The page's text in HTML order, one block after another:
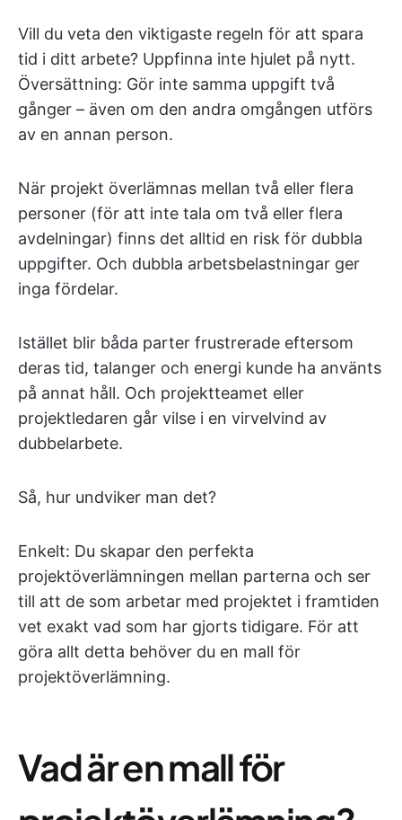
Vill du veta den viktigaste regeln för att spara
tid i ditt arbete? Uppfinna inte hjulet på nytt.
Översättning: Gör inte samma uppgift två
gånger – även om den andra omgången utförs
av en annan person.
När projekt överlämnas mellan två eller flera
personer (för att inte tala om två eller flera
avdelningar) finns det alltid en risk för dubbla
uppgifter. Och dubbla arbetsbelastningar ger
inga fördelar.
Istället blir båda parter frustrerade eftersom
deras tid, talanger och energi kunde ha använts
på annat håll. Och projektteamet eller
projektledaren går vilse i en virvelvind av
dubbelarbete.
Så, hur undviker man det?
Enkelt: Du skapar den perfekta
projektöverlämningen mellan parterna och ser
till att de som arbetar med projektet i framtiden
vet exakt vad som har gjorts tidigare. För att
göra allt detta behöver du en mall för
projektöverlämning.
Vad är en mall för